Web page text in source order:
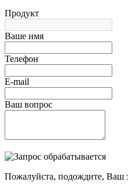
Продукт
Ваше имя
Телефон
E-mail
Ваш вопрос
Пожалуйста, подождите, Ваш